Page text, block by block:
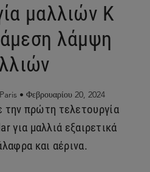
μαλλιών K
λάμψη
• Φεβρουαρίου 20, 2024
την πρώτη τελετουργία
για μαλλιά εξαιρετικά
και αέρινα.